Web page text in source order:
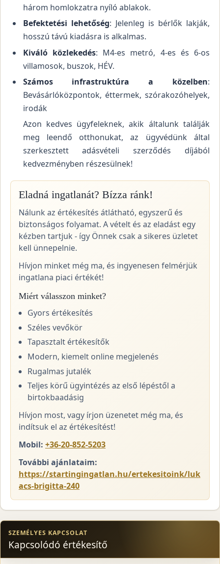
három homlokzatra nyíló ablakok.
Befektetési lehetőség: Jelenleg is bérlők lakják,
hosszú távú kiadásra is alkalmas.
Kiváló közlekedés: M4-es metró, 4-es és 6-os
villamosok, buszok, HÉV.
Számos infrastruktúra a közelben:
Bevásárlóközpontok, éttermek, szórakozóhelyek,
irodák
Azon kedves ügyfeleknek, akik általunk találják
meg leendő otthonukat, az ügyvédünk által
szerkesztett adásvételi szerződés díjából
kedvezményben részesülnek!
Eladná ingatlanát? Bízza ránk!
Nálunk az értékesítés átlátható, egyszerű és
biztonságos folyamat. A vételt és az eladást egy
kézben tartjuk - így Önnek csak a sikeres üzletet
kell ünnepelnie.
Hívjon minket még ma, és ingyenesen felmérjük
ingatlana piaci értékét!
Miért válasszon minket?
Gyors értékesítés
Széles vevőkör
Tapasztalt értékesítők
Modern, kiemelt online megjelenés
Rugalmas jutalék
Teljes körű ügyintézés az első lépéstől a
birtokbaadásig
Hívjon most, vagy írjon üzenetet még ma, és
indítsuk el az értékesítést!
Mobil: +36-20-852-5203
További ajánlataim:
https://startingingatlan.hu/ertekesitoink/luk
acs-brigitta-240
SZEMÉLYES KAPCSOLAT
Kapcsolódó értékesítő